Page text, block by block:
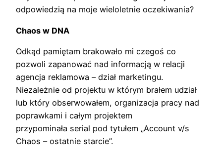
odpowiedzią na moje wieloletnie oczekiwania?
Chaos w DNA
Odkąd pamiętam brakowało mi czegoś co
pozwoli zapanować nad informacją w relacji
agencja reklamowa – dział marketingu.
Niezależnie od projektu w którym brałem udział
lub który obserwowałem, organizacja pracy nad
poprawkami i całym projektem
przypominała serial pod tytułem „Account v/s
Chaos – ostatnie starcie”.